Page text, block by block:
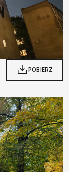
POBIERZ